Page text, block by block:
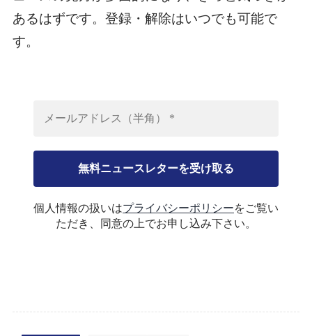
あるはずです。登録・解除はいつでも可能で
す。
個人情報の扱いはプライバシーポリシーをご覧い
ただき、同意の上でお申し込み下さい。